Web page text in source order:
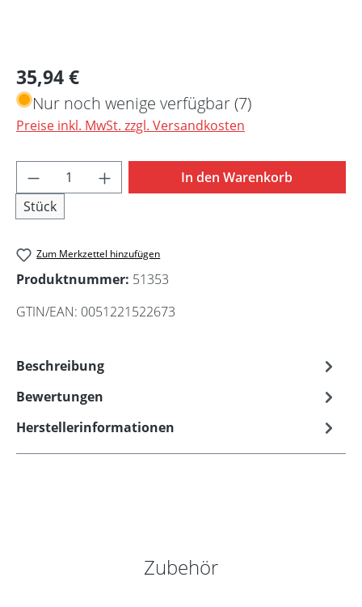
Regulärer Preis:
35,94 €
Nur noch wenige verfügbar (7)
Preise inkl. MwSt. zzgl. Versandkosten
Produkt Anzahl: Gib den gewünschten
Stück
In den Warenkorb
Zum Merkzettel hinzufügen
Produktnummer: 51353
GTIN/EAN: 0051221522673
Beschreibung
Bewertungen
Herstellerinformationen
Produktgalerie überspringen
Zubehör